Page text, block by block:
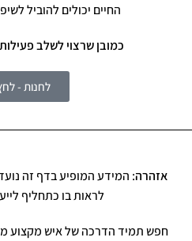
החיים יכולים להוביל
כמובן שרצוי לשלב פעילות
לחנות -
אזהרה: המידע המופיע בדף זה
לראות בו כתחליף
חפש תמיד הדרכה של איש מקצוע